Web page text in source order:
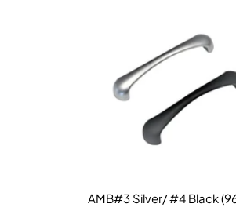
AMB#3 Silver/ #4 Black